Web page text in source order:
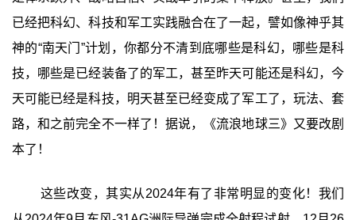
已经把科幻、科技和军工实践融合在了一起，譬如像神乎其
神的“南天门”计划，你都分不清到底哪些是科幻，哪些是科
技，哪些是已经装备了的军工，甚至昨天可能还是科幻，今
天可能已经是科技，明天甚至已经变成了军工了，玩法、套
路，和之前完全不一样了！据说，《流浪地球三》又要改剧
本了！
这些改变，其实从2024年有了非常明显的变化！我们